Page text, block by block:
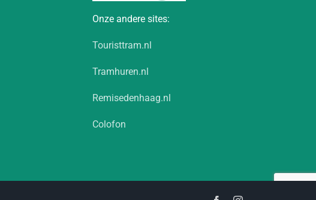
Onze andere sites:
Touristtram.nl
Tramhuren.nl
Remisedenhaag.nl
Colofon